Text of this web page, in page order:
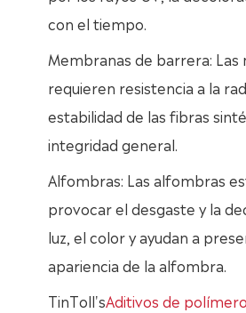
con el tiempo.
Membranas de barrera:
requieren resistencia a la
estabilidad de las fibras
integridad general.
Alfombras: Las alfombras
provocar el desgaste y la
luz, el color y ayudan a
apariencia de la alfombra.
TinToll'sAditivos de polímero